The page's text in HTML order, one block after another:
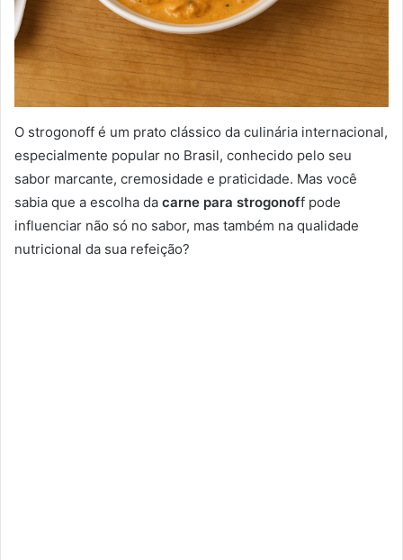
O strogonoff é um prato clássico da culinária internacional,
especialmente popular no Brasil, conhecido pelo seu
sabor marcante, cremosidade e praticidade. Mas você
sabia que a escolha da carne para strogonoff pode
influenciar não só no sabor, mas também na qualidade
nutricional da sua refeição?